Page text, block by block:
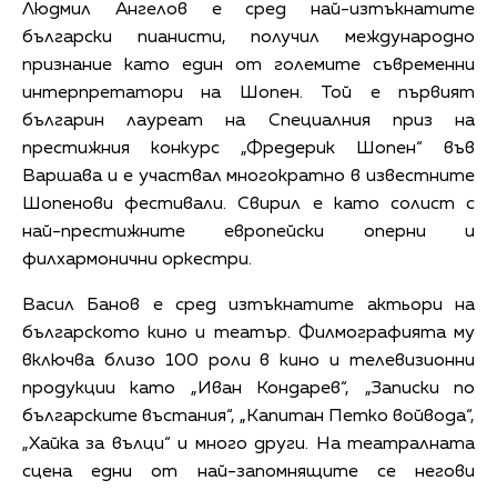
Людмил Ангелов е сред най-изтъкнатите
български пианисти, получил международно
признание като един от големите съвременни
интерпретатори на Шопен. Той е първият
българин лауреат на Специалния приз на
престижния конкурс „Фредерик Шопен“ във
Варшава и е участвал многократно в известните
Шопенови фестивали. Свирил е като солист с
най-престижните европейски оперни и
филхармонични оркестри.
Васил Банов е сред изтъкнатите актьори на
българското кино и театър. Филмографията му
включва близо 100 роли в кино и телевизионни
продукции като „Иван Кондарев“, „Записки по
българските въстания“, „Капитан Петко войвода“,
„Хайка за вълци“ и много други. На театралната
сцена едни от най-запомнящите се негови